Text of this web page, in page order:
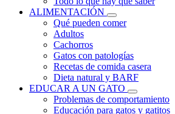
ALIMENTACIÓN
Qué pueden comer
Adultos
Cachorros
Gatos con patologías
Recetas de comida casera
Dieta natural y BARF
EDUCAR A UN GATO
Problemas de comportamiento
Educación para gatos y gatitos